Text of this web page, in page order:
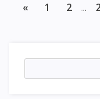
« 1 2 ...